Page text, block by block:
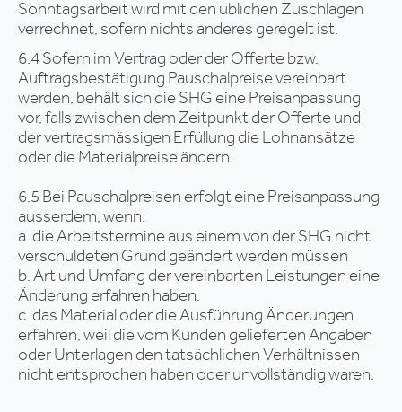
Sonntagsarbeit wird mit den üblichen Zuschlägen
verrechnet, sofern nichts anderes geregelt ist.
6.4 Sofern im Vertrag oder der Offerte bzw.
Auftragsbestätigung Pauschalpreise vereinbart
werden, behält sich die SHG eine Preisanpassung
vor, falls zwischen dem Zeitpunkt der Offerte und
der vertragsmässigen Erfüllung die Lohnansätze
oder die Materialpreise ändern.
6.5 Bei Pauschalpreisen erfolgt eine Preisanpassung
ausserdem, wenn:
a. die Arbeitstermine aus einem von der SHG nicht
verschuldeten Grund geändert werden müssen
b. Art und Umfang der vereinbarten Leistungen eine
Änderung erfahren haben.
c. das Material oder die Ausführung Änderungen
erfahren, weil die vom Kunden gelieferten Angaben
oder Unterlagen den tatsächlichen Verhältnissen
nicht entsprochen haben oder unvollständig waren.